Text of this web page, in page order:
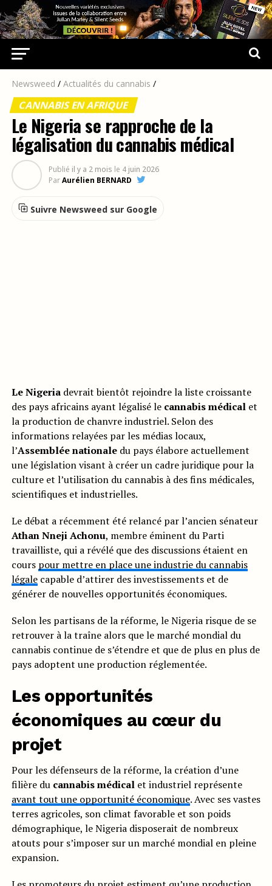
Newsweed / Actualités du cannabis /
CANNABIS EN AFRIQUE
Le Nigeria se rapproche de la
légalisation du cannabis médical
Publié il y a 2 mois le 4 juin 2026
ParAurélien BERNARD
Suivre Newsweed sur Google
Le Nigeriadevrait bientôt rejoindre la liste croissante
des pays africains ayant légalisé le cannabis médicalet
la production de chanvre industriel. Selon des
informations relayées par les médias locaux,
l’Assemblée nationaledu pays élabore actuellement
une législation visant à créer un cadre juridique pour la
culture et l’utilisation du cannabis à des fins médicales,
scientifiques et industrielles.
Le débat a récemment été relancé par l’ancien sénateur
Athan Nneji Achonu, membre éminent du Parti
travailliste, qui a révélé que des discussions étaient en
cours pour mettre en place une industrie du cannabis
légalecapable d’attirer des investissements et de
générer de nouvelles opportunités économiques.
Selon les partisans de la réforme, le Nigeria risque de se
retrouver à la traîne alors que le marché mondial du
cannabis continue de s’étendre et que de plus en plus de
pays adoptent une production réglementée.
Les opportunités
économiques au cœur du
projet
Pour les défenseurs de la réforme, la création d’une
filière du cannabis médicalet industriel représente
avant tout une opportunité économique. Avec ses vastes
terres agricoles, son climat favorable et son poids
démographique, le Nigeria disposerait de nombreux
atouts pour s’imposer sur un marché mondial en pleine
expansion.